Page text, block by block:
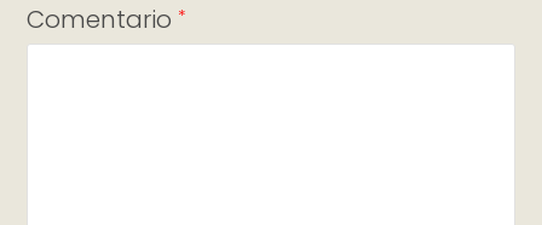
Comentario *